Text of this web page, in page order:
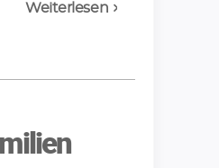
Weiterlesen